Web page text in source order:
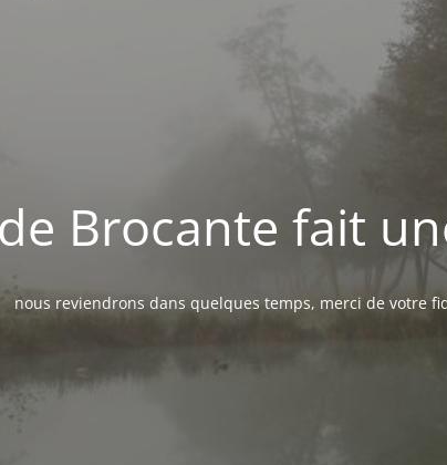
Brocante fait
nous reviendrons dans quelques temps, merci de votre